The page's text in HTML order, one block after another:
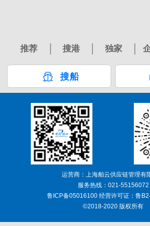
推荐 搜港 独家
搜船
运营商：上海舶云供应链管理有
服务热线：021-55156072
鲁ICP备05016100 经营许可证：鲁
©2018-2020 版权所有